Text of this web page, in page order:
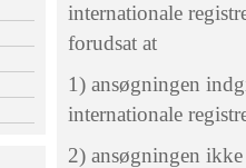
internationale
forudsat at
1) ansøgningen
internationale
2) ansøgningen